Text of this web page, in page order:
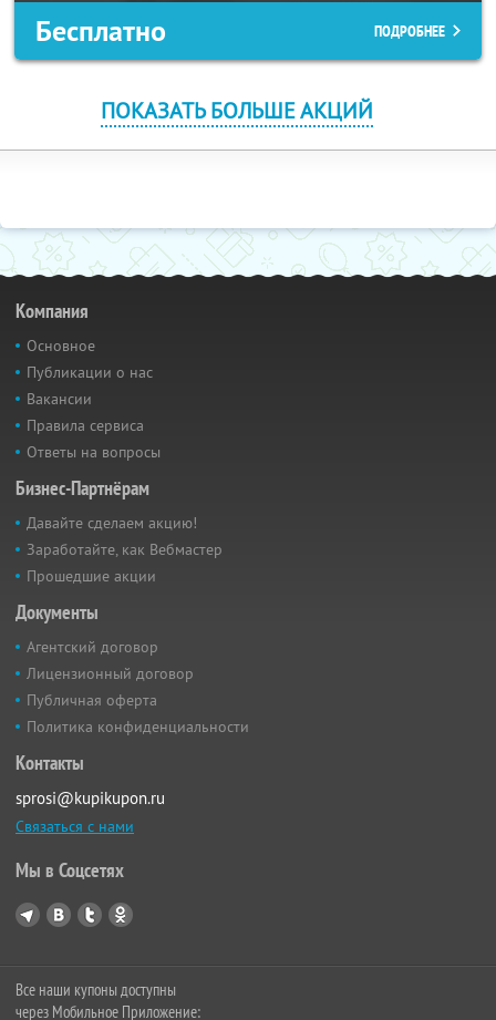
Бесплатно ПОДРОБНЕЕ
ПОКАЗАТЬ БОЛЬШЕ АКЦИЙ
Компания
Основное
Публикации о нас
Вакансии
Правила сервиса
Ответы на вопросы
Бизнес-Партнёрам
Давайте сделаем акцию!
Заработайте, как Вебмастер
Прошедшие акции
Документы
Агентский договор
Лицензионный договор
Публичная оферта
Политика конфиденциальности
Контакты
sprosi@kupikupon.ru
Связаться с нами
Мы в Соцсетях
Все наши купоны доступны
через Мобильное Приложение: